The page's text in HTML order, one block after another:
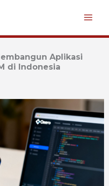
Aplikasi
di Indonesia